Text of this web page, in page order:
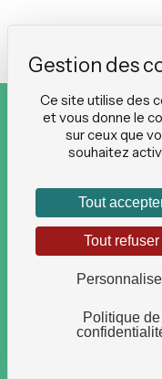
Ce site utilise des
et vous donne le
sur ceux que
souhaitez
Tout
Tout refuser
Politique de